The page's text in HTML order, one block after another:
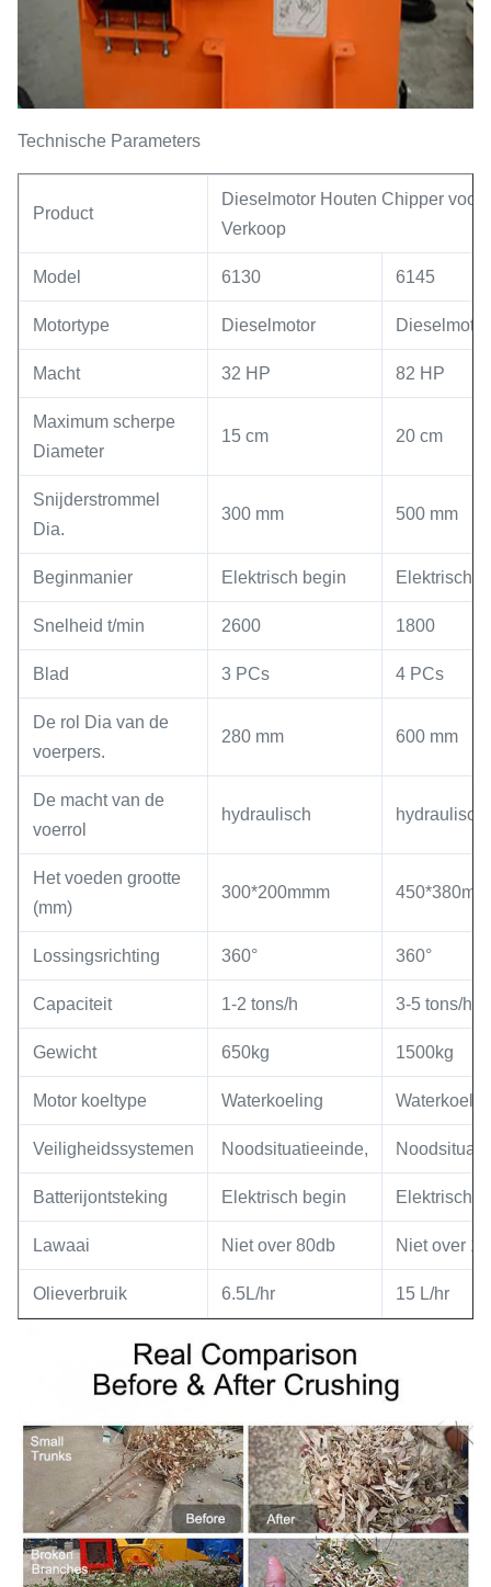
Technische Parameters
Product
Dieselmotor Houten Chipper voor
Verkoop
Model 6130 6145
Motortype Dieselmotor Dieselmotor
Macht 32 HP 82 HP
Maximum scherpe
Diameter
15 cm 20 cm
Snijderstrommel
Dia.
300 mm 500 mm
Beginmanier Elektrisch begin Elektrisch
Snelheid t/min 2600 1800
Blad 3 PCs 4 PCs
De rol Dia van de
voerpers.
280 mm 600 mm
De macht van de
voerrol
hydraulisch hydraulisch
Het voeden grootte
(mm)
300*200mmm
Lossingsrichting 360° 360°
Capaciteit 1-2 tons/h 3-5 tons/h
Gewicht 650kg 1500kg
Motor koeltype Waterkoeling
Veiligheidssystemen Noodsituatieeinde,
Batterijontsteking Elektrisch begin Elektrisch
Lawaai Niet over 80db Niet over
Olieverbruik 6.5L/hr 15 L/hr